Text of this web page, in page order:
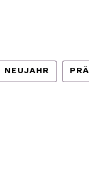
NEUJAHR